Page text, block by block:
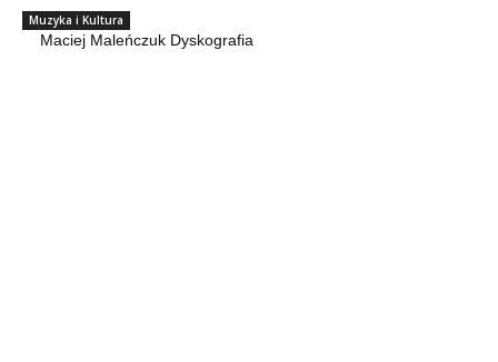
Muzyka i Kultura
Maciej Maleńczuk Dyskografia